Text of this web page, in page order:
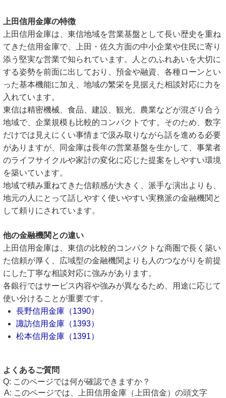
上田信用金庫の特徴
上田信用金庫は、東信地域を営業基盤として長い歴史を重ね
てきた信用金庫で、上田・佐久方面の中小企業や住民に寄り
添う堅実な営業で知られています。人とのふれあいを大切に
する姿勢を前面に出しており、預金や融資、各種ローンとい
った基本機能に加え、地域の繁栄を見据えた相談対応に力を
入れています。
東信は精密機械、食品、建設、観光、農業などが混ざり合う
地域で、企業規模も比較的コンパクトです。そのため、数字
だけでは見えにくい事情まで汲み取りながら話を進める必要
がありますが、同金庫は長年の営業基盤を生かして、事業者
のライフサイクルや家計の変化に応じた提案をしやすい環境
を築いています。
地域で積み重ねてきた信頼感が大きく、派手な演出よりも、
地元の人にとって話しやすく使いやすい実務派の金融機関と
して頼りにされています。
他の金融機関との違い
上田信用金庫は、東信の比較的コンパクトな商圏で長く築い
た信頼が厚く、広域型の金融機関よりも人のつながりを前提
にした丁寧な相談対応に強みがあります。
各銀行ではサービス内容や強みが異なるため、用途に応じて
使い分けることが重要です。
長野信用金庫（1390）
諏訪信用金庫（1393）
松本信用金庫（1391）
よくあるご質問
このページでは何が確認できますか？
このページでは、上田信用金庫（上田信金）の頭文字